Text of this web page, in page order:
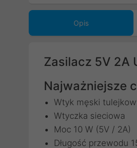
Opis
Zasilacz 5V 2A
Najważniejsze
Wtyk męski
Wtyczka sieciowa
Moc 10 W (5V / 2A)
Długość przewodu